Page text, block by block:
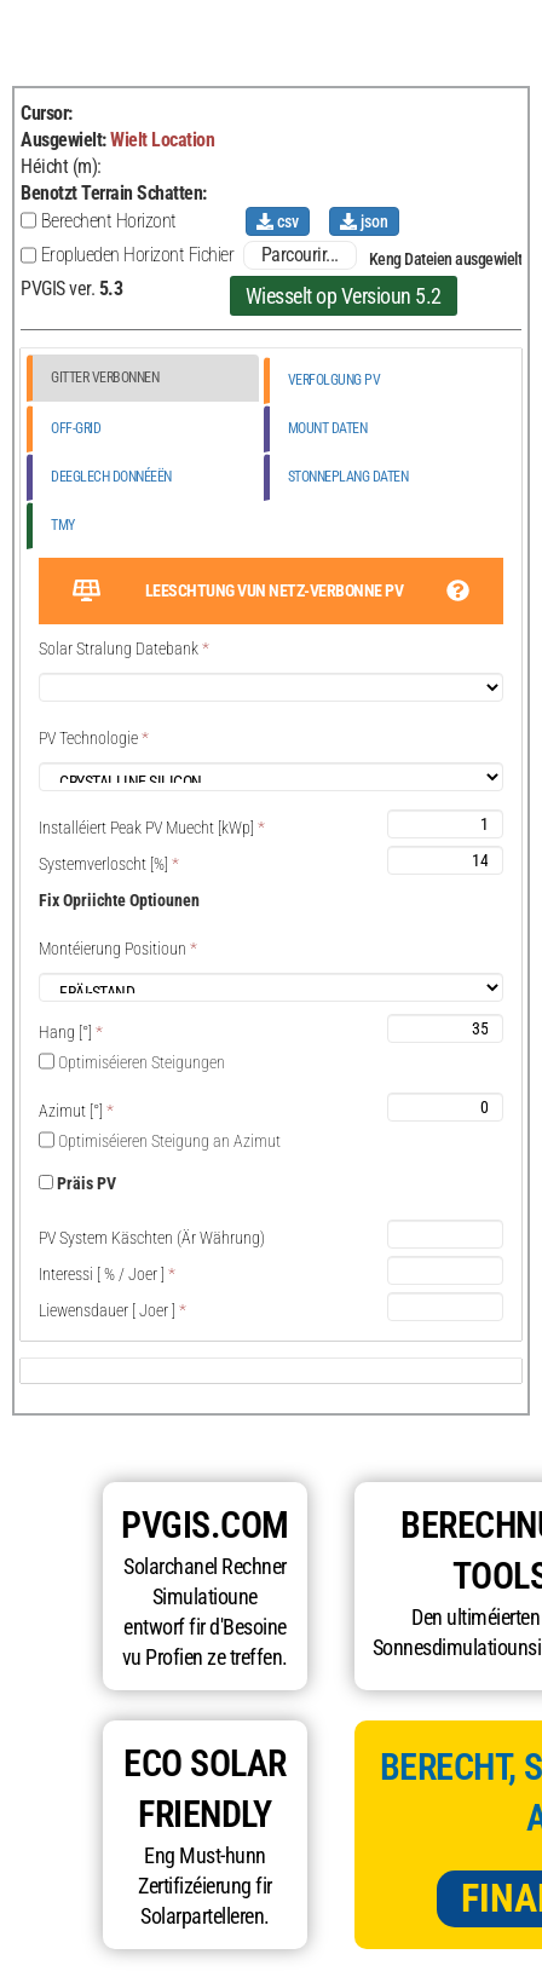
Cursor:
Ausgewielt:Wielt Location
Héicht (m):
Benotzt Terrain Schatten:
Berechent Horizont
csv json
Eroplueden Horizont Fichier Parcourir... Keng Dateien ausgewielt
PVGIS ver. 5.3 Wiesselt op Versioun 5.2
GITTER VERBONNEN VERFOLGUNG PV
OFF-GRID MOUNT DATEN
DEEGLECH DONNÉEËN STONNEPLANG DATEN
TMY
LEESCHTUNG VUN NETZ-VERBONNE PV
Solar Stralung Datebank*
PV Technologie*
Installéiert Peak PV Muecht [kWp] *
Systemverloscht [%] *
Fix Opriichte Optiounen
Montéierung Positioun *
Hang [°] *
Optimiséieren Steigungen
Azimut [°] *
Optimiséieren Steigung an Azimut
Präis PV
PV System Käschten (Är Währung)
Interessi [ % /Joer] *
Liewensdauer [Joer] *
PVGIS.COM
Solarchanel Rechner
Simulatioune
entworf fir d'Besoine
vu Profien ze treffen.
Den
ECO SOLAR
FRIENDLY
Eng Must-hunn
Zertifizéierung fir
Solarpartelleren.
BERECHT,